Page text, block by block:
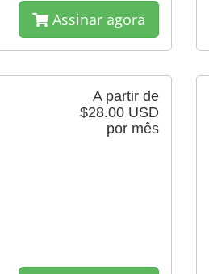
Assinar agora
A partir de
$28.00 USD
por mês